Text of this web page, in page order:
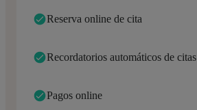
Reserva online de cita
Recordatorios automáticos de citas
Pagos online